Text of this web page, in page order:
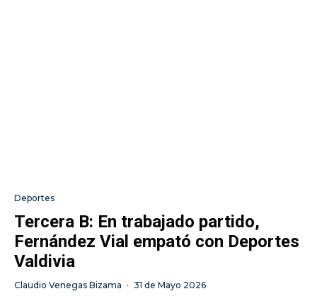
Deportes
Tercera B: En trabajado partido,
Fernández Vial empató con Deportes
Valdivia
Claudio Venegas Bizama · 31 de Mayo 2026